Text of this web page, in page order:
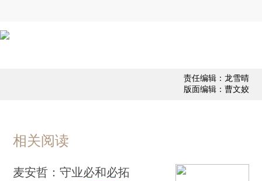
责任编辑：龙雪晴
版面编辑：曹文姣
相关阅读
麦安哲：守业必和必拓